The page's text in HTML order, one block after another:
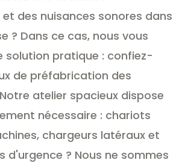
des nuisances sonores dans
? Dans ce cas, nous vous
solution pratique : confiez-
de préfabrication des
atelier spacieux dispose
nécessaire : chariots
chargeurs latéraux et
d'urgence ? Nous ne sommes